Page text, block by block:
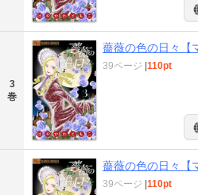
3
巻
薔薇の色の日々【
39ページ |110pt
薔薇の色の日々【
39ページ |110pt